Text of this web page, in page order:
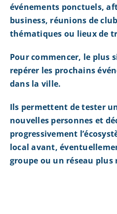
événements ponctuels,
business, réunions de
thématiques ou lieux de
Pour commencer, le plus
repérer les prochains
dans la ville.
Ils permettent de tester
nouvelles personnes et
progressivement
local avant,
groupe ou un réseau plus